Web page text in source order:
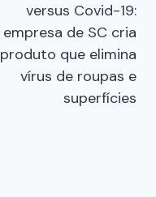
versus Covid-19:
empresa de SC cria
produto que elimina
vírus de roupas e
superfícies